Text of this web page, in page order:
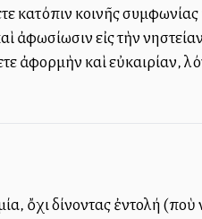
κατόπιν κοινῆς
ἀφωσίωσιν εἰς τὴν
ἀφορμὴν καὶ εὐκαιρίαν,
ὄχι δίνοντας ἐντολή